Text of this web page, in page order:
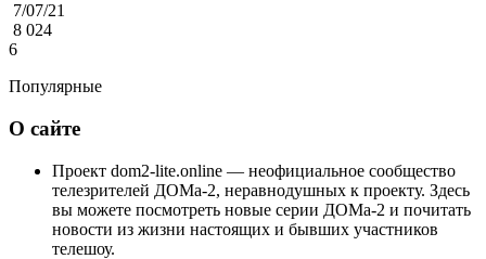
7/07/21
8 024
6
Популярные
О сайте
Проект dom2-lite.online — неофициальное сообщество
телезрителей ДОМа-2, неравнодушных к проекту. Здесь
вы можете посмотреть новые серии ДОМа-2 и почитать
новости из жизни настоящих и бывших участников
телешоу.